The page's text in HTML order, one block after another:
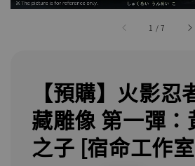
1 /7
【預購】火影忍
藏雕像 第一彈
之子 [宿命工作